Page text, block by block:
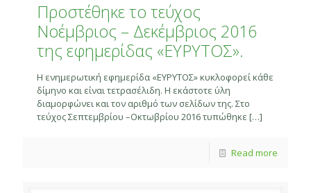
Προστέθηκε το τεύχος
Νοέμβριος – Δεκέμβριος 2016
της εφημερίδας «ΕΥΡΥΤΟΣ».
Η ενημερωτική εφημερίδα «ΕΥΡΥΤΟΣ» κυκλοφορεί κάθε
δίμηνο και είναι τετρασέλιδη. Η εκάστοτε ύλη
διαμορφώνει και τον αριθμό των σελίδων της. Στο
τεύχος Σεπτεμβρίου –Οκτωβρίου 2016 τυπώθηκε […]
Read more